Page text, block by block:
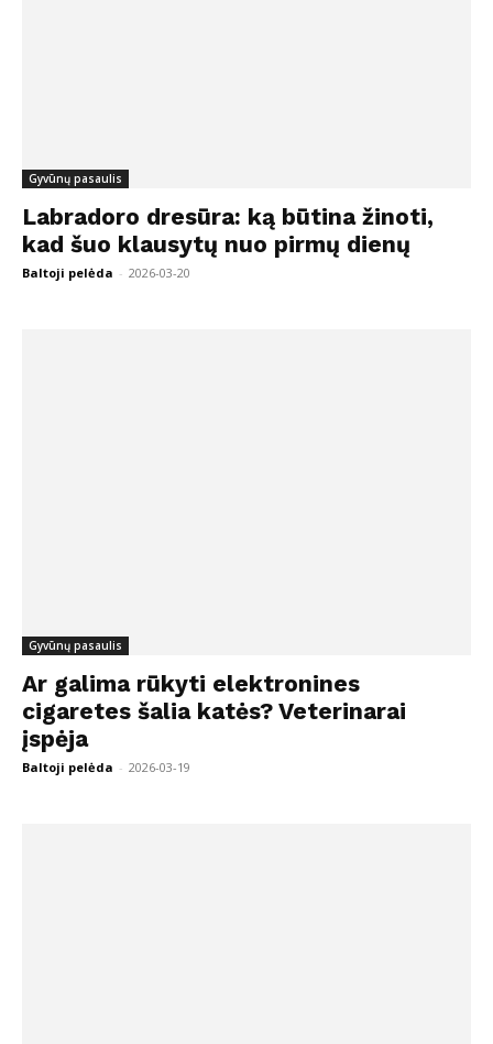
Gyvūnų pasaulis
Labradoro dresūra: ką būtina žinoti,
kad šuo klausytų nuo pirmų dienų
Baltoji pelėda - 2026-03-20
Gyvūnų pasaulis
Ar galima rūkyti elektronines
cigaretes šalia katės? Veterinarai
įspėja
Baltoji pelėda - 2026-03-19